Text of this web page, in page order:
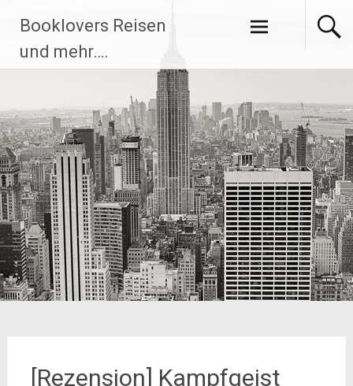
Inhalt
springen
Booklovers Reisen
und mehr….
[Rezension] Kampfgeist